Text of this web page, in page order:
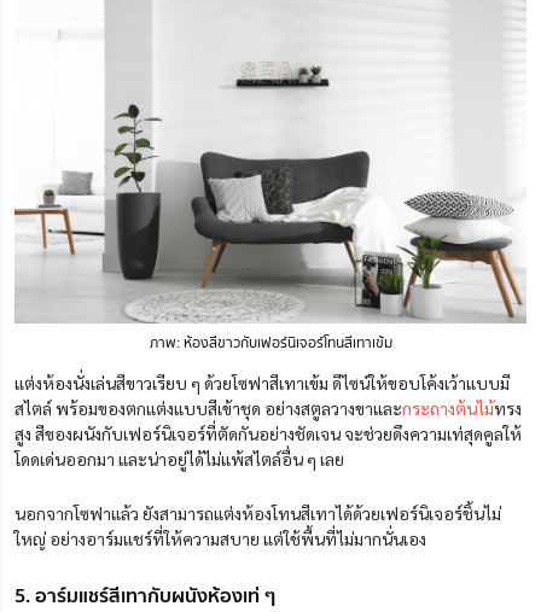
ภาพ: ห้องสีขาวกับเฟอร์นิเจอร์โทนสีเทาเข้ม
แต่งห้องนั่งเล่นสีขาวเรียบ ๆ ด้วยโซฟาสีเทาเข้ม ดีไซน์ให้ขอบโค้งเว้าแบบมี
สไตล์ พร้อมของตกแต่งแบบสีเข้าชุด อย่างสตูลวางขาและกระถางต้นไม้ทรง
สูง สีของผนังกับเฟอร์นิเจอร์ที่ตัดกันอย่างชัดเจน จะช่วยดึงความเท่สุดคูลให้
โดดเด่นออกมา และน่าอยู่ได้ไม่แพ้สไตล์อื่น ๆ เลย
นอกจากโซฟาแล้ว ยังสามารถแต่งห้องโทนสีเทาได้ด้วยเฟอร์นิเจอร์ชิ้นไม่
ใหญ่ อย่างอาร์มแชร์ที่ให้ความสบาย แต่ใช้พื้นที่ไม่มากนั่นเอง
5. อาร์มแชร์สีเทากับผนังห้องเท่ ๆ